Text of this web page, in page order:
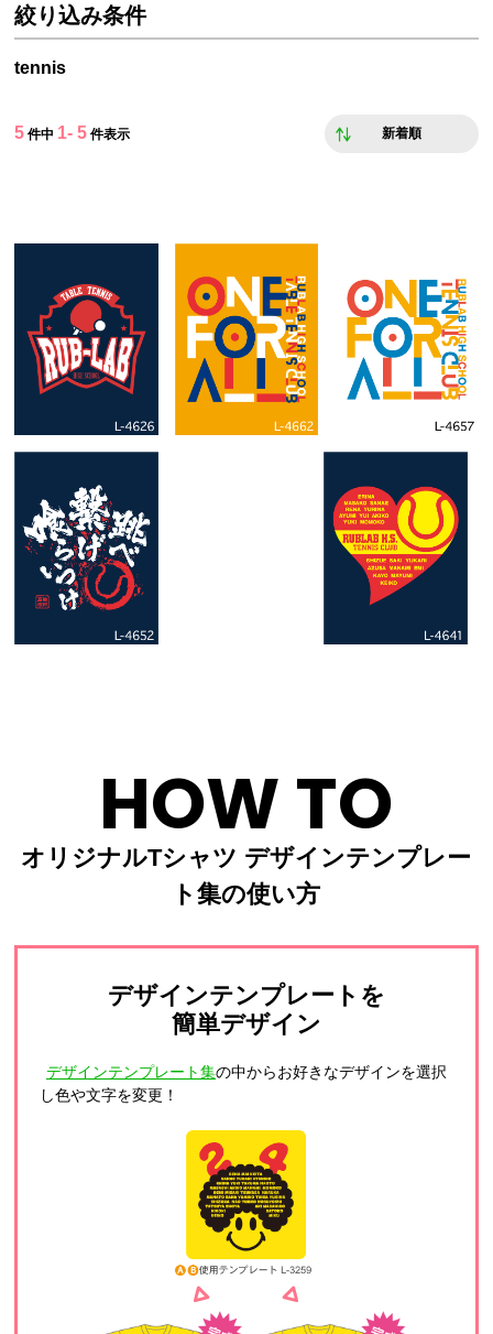
絞り込み条件
tennis
5 件中 1- 5 件表示 新着順
HOW TO
オリジナルTシャツ デザインテンプレー
ト集の使い方
デザインテンプレートを
簡単デザイン
デザインテンプレート集の中からお好きなデザインを選択
し色や文字を変更！